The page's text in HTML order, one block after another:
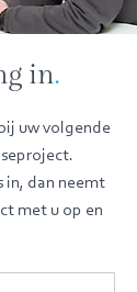
in.
uw volgende
in, dan neemt
met u op en